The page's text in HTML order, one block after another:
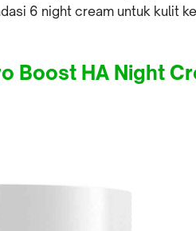
6 night cream untuk kulit
Boost HA Night